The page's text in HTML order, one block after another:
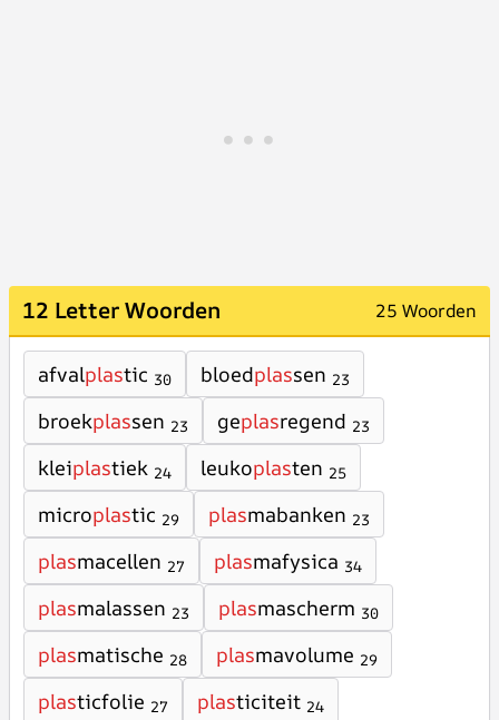
12 Letter Woorden 25 Woorden
afvalplastic 30 bloedplassen 23
broekplassen 23 geplasregend 23
kleiplastiek 24 leukoplasten 25
microplastic 29 plasmabanken 23
plasmacellen 27 plasmafysica 34
plasmalassen 23 plasmascherm 30
plasmatische 28 plasmavolume 29
plasticfolie 27 plasticiteit 24